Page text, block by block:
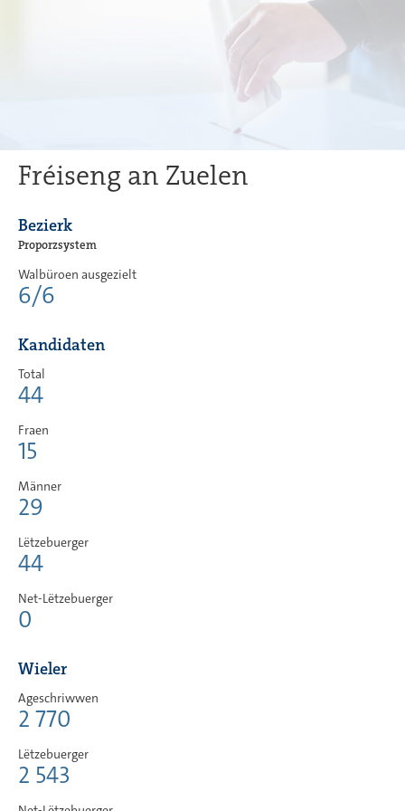
Fréiseng an Zuelen
Bezierk
Proporzsystem
Walbüroen ausgezielt
6/6
Kandidaten
Total
44
Fraen
15
Männer
29
Lëtzebuerger
44
Net-Lëtzebuerger
0
Wieler
Ageschriwwen
2 770
Lëtzebuerger
2 543